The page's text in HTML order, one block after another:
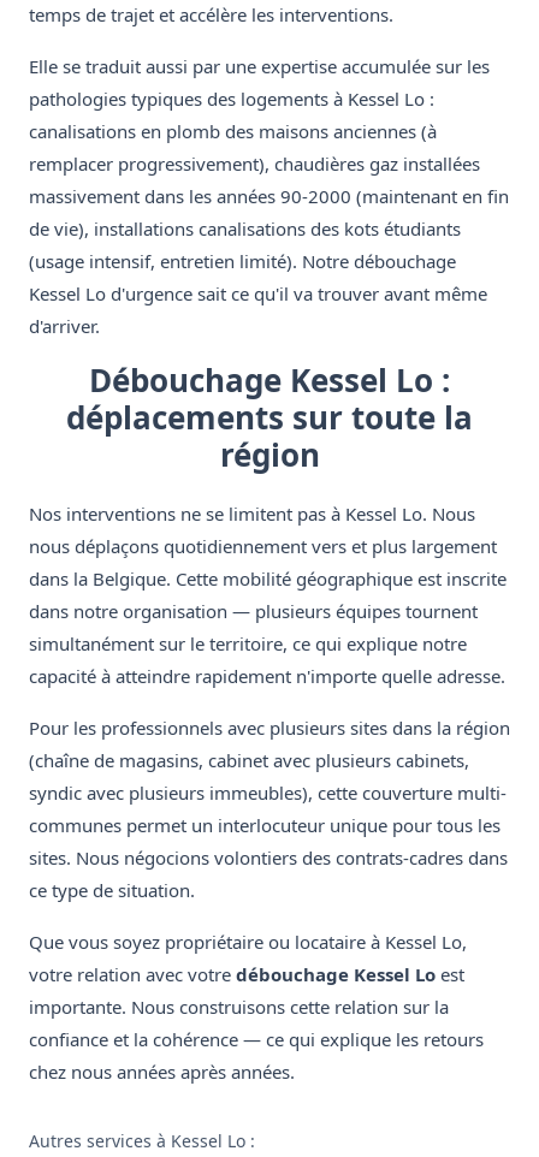
temps de trajet et accélère les interventions.
Elle se traduit aussi par une expertise accumulée sur les
pathologies typiques des logements à Kessel Lo :
canalisations en plomb des maisons anciennes (à
remplacer progressivement), chaudières gaz installées
massivement dans les années 90-2000 (maintenant en fin
de vie), installations canalisations des kots étudiants
(usage intensif, entretien limité). Notre débouchage
Kessel Lo d'urgence sait ce qu'il va trouver avant même
d'arriver.
Débouchage Kessel Lo :
déplacements sur toute la
région
Nos interventions ne se limitent pas à Kessel Lo. Nous
nous déplaçons quotidiennement vers et plus largement
dans la Belgique. Cette mobilité géographique est inscrite
dans notre organisation — plusieurs équipes tournent
simultanément sur le territoire, ce qui explique notre
capacité à atteindre rapidement n'importe quelle adresse.
Pour les professionnels avec plusieurs sites dans la région
(chaîne de magasins, cabinet avec plusieurs cabinets,
syndic avec plusieurs immeubles), cette couverture multi-
communes permet un interlocuteur unique pour tous les
sites. Nous négocions volontiers des contrats-cadres dans
ce type de situation.
Que vous soyez propriétaire ou locataire à Kessel Lo,
votre relation avec votre débouchage Kessel Lo est
importante. Nous construisons cette relation sur la
confiance et la cohérence — ce qui explique les retours
chez nous années après années.
Autres services à Kessel Lo :